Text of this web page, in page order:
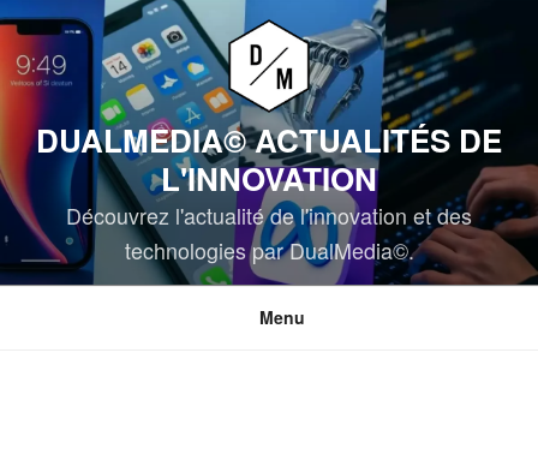
Aller
au
contenu
DUALMEDIA© ACTUALITÉS DE
L'INNOVATION
Découvrez l'actualité de l'innovation et des
technologies par DualMedia©.
Menu